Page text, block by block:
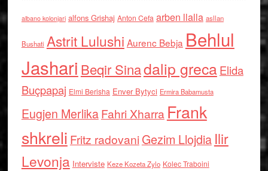
albano kolonjari alfons Grishaj Anton Cefa arben llalla asllan
Bushati Astrit Lulushi Aurenc Bebja Behlul
Jashari Beqir Sinadalip grecaElida
Buçpapaj Elmi Berisha Enver Bytyci Ermira Babamusta
Eugjen MerlikaFahri Xharra Frank
shkreli Fritz radovaniGezim Llojdia Ilir
Levonja Interviste Keze Kozeta Zylo Kolec Traboini